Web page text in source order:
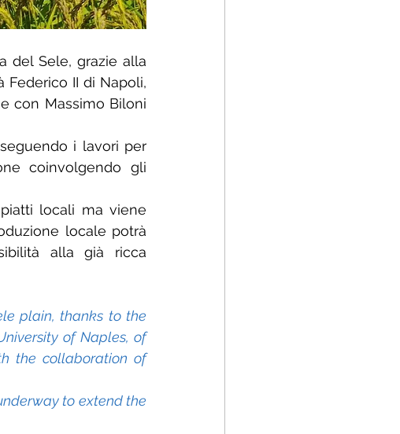
del Sele, grazie alla
Federico II di Napoli,
con Massimo Biloni
i lavori per
coinvolgendo gli
locali ma viene
locale potrà
alla già ricca
plain, thanks to the
of Naples, of
the collaboration of
to extend the